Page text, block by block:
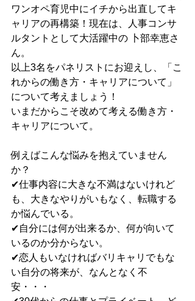
ワンオペ育児中にイチから出直してキ
ャリアの再構築！現在は、人事コンサ
ルタントとして大活躍中の 卜部幸恵さ
ん。
以上3名をパネリストにお迎えし、「こ
れからの働き方・キャリアについて」
について考えましょう！
いまだからこそ改めて考える働き方・
キャリアについて。
例えばこんな悩みを抱えていません
か？
✔︎仕事内容に大きな不満はないけれど
も、大きなやりがいもなく、転職する
か悩んでいる。
✔︎自分には何が出来るか、何が向いて
いるのか分からない。
✔︎恋人もいなければバリキャリでもな
い自分の将来が、なんとなく不
安・・・